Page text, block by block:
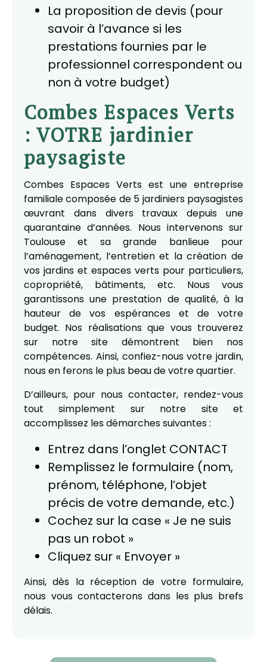
La proposition de devis (pour
savoir à l’avance si les
prestations fournies par le
professionnel correspondent ou
non à votre budget)
Combes Espaces Verts
: VOTRE jardinier
paysagiste
Combes Espaces Verts est une entreprise
familiale composée de 5 jardiniers paysagistes
œuvrant dans divers travaux depuis une
quarantaine d’années. Nous intervenons sur
Toulouse et sa grande banlieue pour
l’aménagement, l’entretien et la création de
vos jardins et espaces verts pour particuliers,
copropriété, bâtiments, etc. Nous vous
garantissons une prestation de qualité, à la
hauteur de vos espérances et de votre
budget. Nos réalisations que vous trouverez
sur notre site démontrent bien nos
compétences. Ainsi, confiez-nous votre jardin,
nous en ferons le plus beau de votre quartier.
D’ailleurs, pour nous contacter, rendez-vous
tout simplement sur notre site et
accomplissez les démarches suivantes :
Entrez dans l’onglet CONTACT
Remplissez le formulaire (nom,
prénom, téléphone, l’objet
précis de votre demande, etc.)
Cochez sur la case « Je ne suis
pas un robot »
Cliquez sur « Envoyer »
Ainsi, dès la réception de votre formulaire,
nous vous contacterons dans les plus brefs
délais.